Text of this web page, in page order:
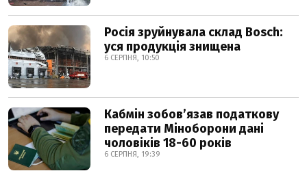
Росія зруйнувала склад Bosch:
уся продукція знищена
6 СЕРПНЯ, 10:50
Кабмін зобовʼязав податкову
передати Міноборони дані
чоловіків 18-60 років
6 СЕРПНЯ, 19:39